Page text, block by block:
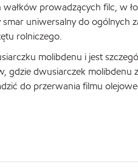
prowadzących filc, w
uniwersalny do ogólnych
rolniczego.
molibdenu i jest
gdzie dwusiarczek
do przerwania filmu